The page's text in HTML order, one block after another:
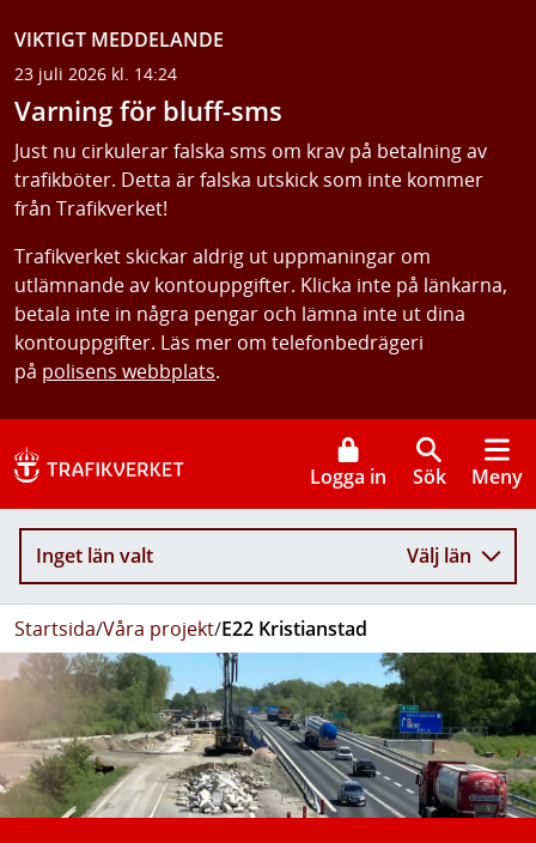
VIKTIGT MEDDELANDE
23 juli 2026 kl. 14:24
Varning för bluff-sms
Just nu cirkulerar falska sms om krav på betalning av
trafikböter. Detta är falska utskick som inte kommer
från Trafikverket!
Trafikverket skickar aldrig ut uppmaningar om
utlämnande av kontouppgifter. Klicka inte på länkarna,
betala inte in några pengar och lämna inte ut dina
kontouppgifter. Läs mer om telefonbedrägeri
på polisens webbplats.
Logga in Sök Meny
Inget län valt Välj län
Startsida/Våra projekt/E22 Kristianstad